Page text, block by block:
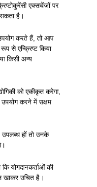
एक्सचेंजों पर
सकता है।
करते हैं, तो आप
से एन्क्रिप्ट किया
किसी अन्य
को एकीकृत करेगा,
करने में सक्षम
उपलब्ध हों तो उनके
योगदानकर्ताओं की
खाकर उचित है।